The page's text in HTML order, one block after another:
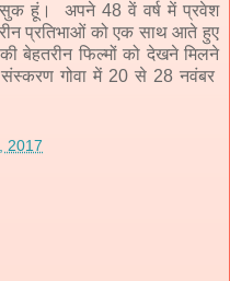
हूं। अपने 48 वें वर्ष में प्रवेश
प्रतिभाओं को एक साथ आते हुए
बेहतरीन फिल्मों को देखने मिलने
गोवा में 20 से 28 नवंबर
2017